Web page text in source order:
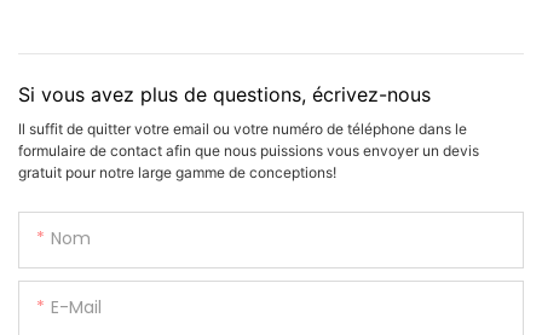
Si vous avez plus de questions, écrivez-nous
Il suffit de quitter votre email ou votre numéro de téléphone dans le
formulaire de contact afin que nous puissions vous envoyer un devis
gratuit pour notre large gamme de conceptions!
Nom
E-Mail